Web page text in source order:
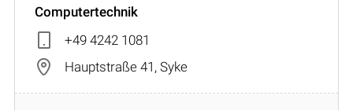
Computertechnik
+49 4242 1081
Hauptstraße 41, Syke